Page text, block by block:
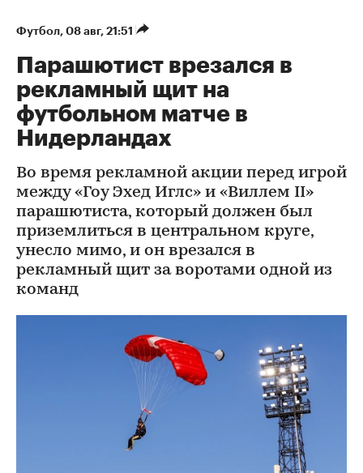
Футбол 08 авг, 21:51
Парашютист врезался в
рекламный щит на
футбольном матче в
Нидерландах
Во время рекламной акции перед игрой
между «Гоу Эхед Иглс» и «Виллем II»
парашютиста, который должен был
приземлиться в центральном круге,
унесло мимо, и он врезался в
рекламный щит за воротами одной из
команд